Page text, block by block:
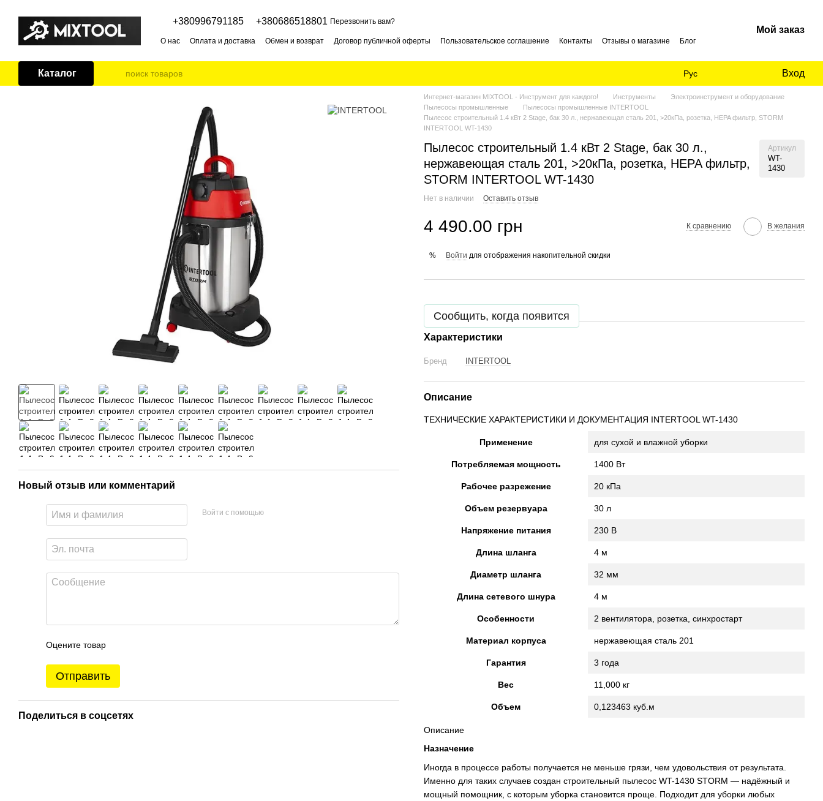
+380996791185 +380686518801 Перезвонить вам?
О нас Оплата и доставка Обмен и возврат Договор публичной оферты Пользовательское соглашение Контакты Отзывы о магазине Блог
Мой заказ
Каталог Рус Вход
Новый отзыв или комментарий
Войти с помощью
Оцените товар
Отправить
Поделиться в соцсетях
Интернет-магазин MIXTOOL - Инструмент для каждого! Инструменты
Электроинструмент и оборудование
Пылесосы промышленные
Пылесосы промышленные INTERTOOL
Пылесос строительный 1.4 кВт 2 Stage, бак 30 л., нержавеющая сталь 201, >20кПа, розетка, HEPA фильтр, STORM
INTERTOOL WT-1430
Пылесос строительный 1.4 кВт 2 Stage, бак 30 л.,
нержавеющая сталь 201, >20кПа, розетка, HEPA фильтр,
STORM INTERTOOL WT-1430
Артикул
WT-
1430
Нет в наличии Оставить отзыв
4 490.00 грн К сравнению В желания
% Войти для отображения накопительной скидки
Сообщить, когда появится
Характеристики
Бренд INTERTOOL
Описание
ТЕХНИЧЕСКИЕ ХАРАКТЕРИСТИКИ И ДОКУМЕНТАЦИЯ INTERTOOL WT-1430
Применение для сухой и влажной уборки
Потребляемая мощность 1400 Вт
Рабочее разрежение 20 кПа
Объем резервуара 30 л
Напряжение питания 230 В
Длина шланга 4 м
Диаметр шланга 32 мм
Длина сетевого шнура 4 м
Особенности 2 вентилятора, розетка, синхростарт
Материал корпуса нержавеющая сталь 201
Гарантия 3 года
Вес 11,000 кг
Объем 0,123463 куб.м
Описание
Назначение
Иногда в процессе работы получается не меньше грязи, чем удовольствия от результата.
Именно для таких случаев создан строительный пылесос WT-1430 STORM — надёжный и
мощный помощник, с которым уборка становится проще. Подходит для уборки любых